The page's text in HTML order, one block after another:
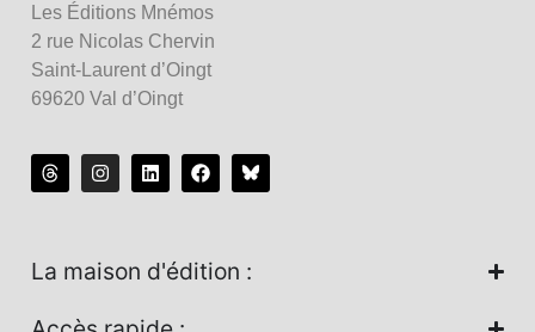
Les Éditions Mnémos
2 rue Nicolas Chervin
Saint-Laurent d’Oingt
69620 Val d’Oingt
La maison d'édition :